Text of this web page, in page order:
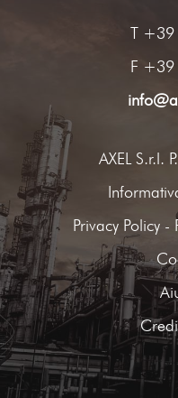
T +39
F +39
AXEL S.r.l.
Privacy Policy-